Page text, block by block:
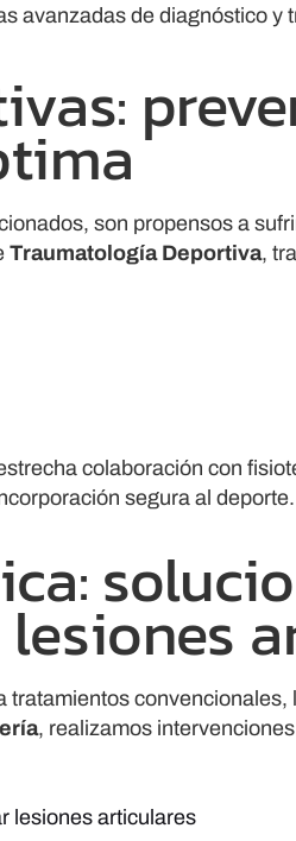
avanzadas de diagnóstico y
son propensos a
Traumatología Deportiva,
colaboración con
segura al deporte.
tratamientos
, realizamos
lesiones articulares